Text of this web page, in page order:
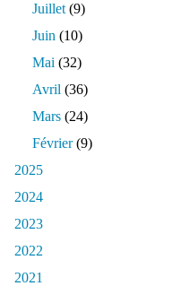
Juillet (9)
Juin (10)
Mai (32)
Avril (36)
Mars (24)
Février(9)
2025
2024
2023
2022
2021